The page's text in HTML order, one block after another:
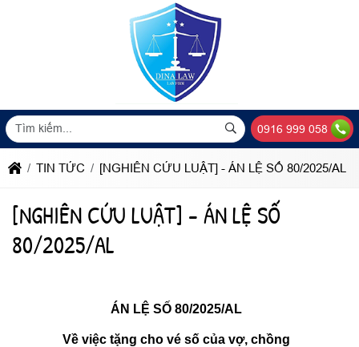
0916 999 058
TIN TỨC [NGHIÊN CỨU LUẬT] - ÁN LỆ SỐ 80/2025/AL
[NGHIÊN CỨU LUẬT] - ÁN LỆ SỐ
80/2025/AL
ÁN LỆ SỐ 80/2025/AL
Về việc tặng cho vé số của vợ, chồng